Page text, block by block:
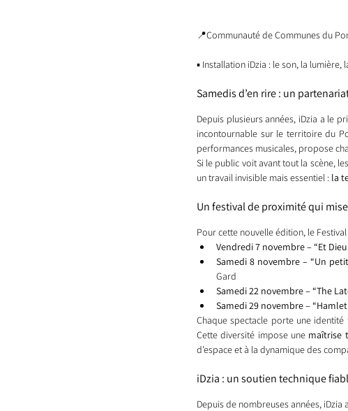
📍Communauté de Communes du
▪️ Installation iDzia : le son, la lumière,
Samedis d’en rire : un
Depuis plusieurs années, iDzia a le
incontournable sur le territoire du
performances musicales, propose
Si le public voit avant tout la scène,
un travail invisible mais essentiel : la
Un festival de proximité qui
Pour cette nouvelle édition, le
Vendredi 7 novembre – “Et
Samedi 8 novembre – “Un
Gard
Samedi 22 novembre – “The
Samedi 29 novembre –
Chaque spectacle porte une
Cette diversité impose une maîtrise
d’espace et à la dynamique des
iDzia : un soutien technique
Depuis de nombreuses années, iDzia